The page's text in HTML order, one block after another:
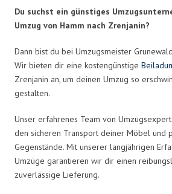
Du suchst ein günstiges
Umzug von Hamm nach Zrenjanin?
Dann bist du bei Umzugsmeister
Wir bieten dir eine kostengünstige
Zrenjanin an, um deinen Umzug so
gestalten.
Unser erfahrenes Team von
den sicheren Transport deiner Möbel und
Gegenstände. Mit unserer langjährigen
Umzüge garantieren wir dir einen
zuverlässige Lieferung.